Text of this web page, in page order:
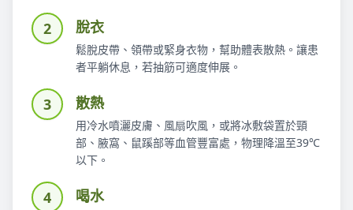
2 脫衣
鬆脫皮帶、領帶或緊身衣物，幫助體表散熱。讓患
者平躺休息，若抽筋可適度伸展。
3 散熱
用冷水噴灑皮膚、風扇吹風，或將冰敷袋置於頸
部、腋窩、鼠蹊部等血管豐富處，物理降溫至39℃
以下。
4 喝水